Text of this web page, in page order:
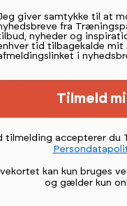
tekst
giver samtykke til at
fra
nyheder og
tid tilbagekalde mit
i
Tilmeld
tilmelding accepterer du
kan kun bruges
og gælder kun